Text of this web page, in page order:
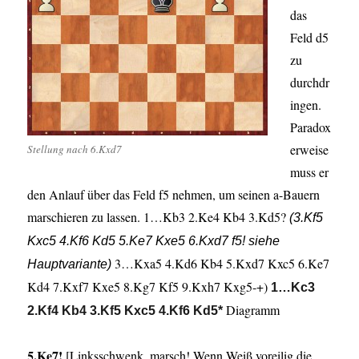
Stellung nach 6.Kxd7
das
Feld d5
zu
durchdr
ingen.
Paradox
erweise
muss er
den Anlauf über das Feld f5 nehmen, um seinen a-Bauern
marschieren zu lassen. 1…Kb3 2.Ke4 Kb4 3.Kd5?(3.Kf5
Kxc5 4.Kf6 Kd5 5.Ke7 Kxe5 6.Kxd7 f5! siehe
Hauptvariante)3…Kxa5 4.Kd6 Kb4 5.Kxd7 Kxc5 6.Ke7
Kd4 7.Kxf7 Kxe5 8.Kg7 Kf5 9.Kxh7 Kxg5-+) 1…Kc3
2.Kf4 Kb4 3.Kf5 Kxc5 4.Kf6 Kd5* Diagramm
5.Ke7! [Linksschwenk, marsch! Wenn Weiß voreilig die